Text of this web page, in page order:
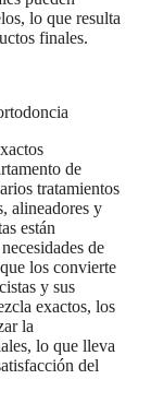
lo que resulta
finales.
de
tratamientos
alineadores y
están
de
los convierte
y sus
exactos, los
la
lo que lleva
del